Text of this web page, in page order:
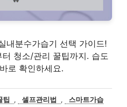
내분수가습기 선택 가이드!
청소/관리 꿀팁까지. 습도
로 확인하세요.
팁 , 셀프관리법 ,
스마트가습